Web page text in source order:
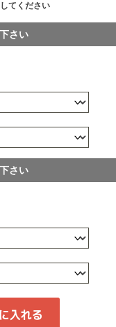
てください
さい
さい